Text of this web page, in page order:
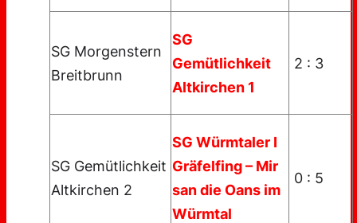
SG Morgenstern
Breitbrunn
SG
Gemütlichkeit
Altkirchen 1
2 : 3
SG Gemütlichkeit
Altkirchen 2
SG Würmtaler I
Gräfelfing – Mir
san die Oans im
Würmtal
0 : 5